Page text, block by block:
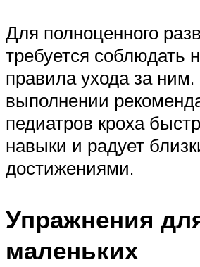
Для полноценного
требуется соблюдать
правила ухода за
выполнении
педиатров кроха
навыки и радует
достижениями.
Упражнения
маленьких